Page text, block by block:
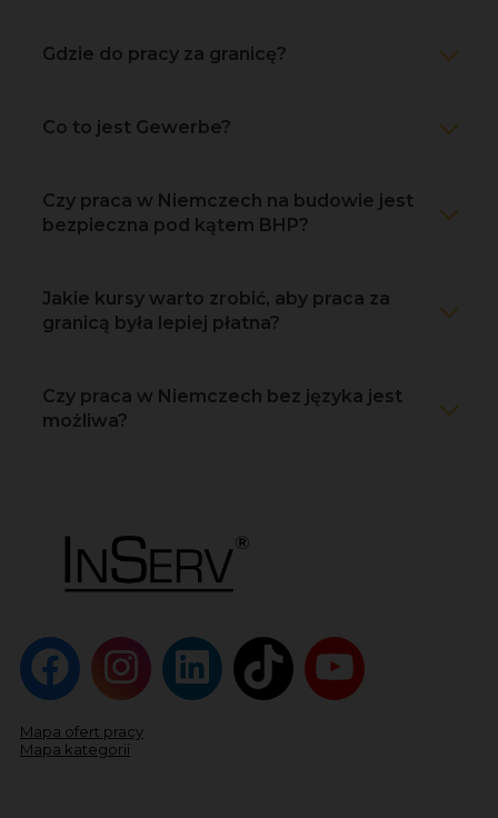
Gdzie do pracy za granicę?
Co to jest Gewerbe?
Czy praca w Niemczech na budowie jest
bezpieczna pod kątem BHP?
Jakie kursy warto zrobić, aby praca za
granicą była lepiej płatna?
Czy praca w Niemczech bez języka jest
możliwa?
Mapa ofert pracy
Mapa kategorii